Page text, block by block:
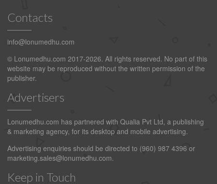
Contacts
info@lonumedhu.com
© Lonumedhu.com 2017-2026. All rights reserved. No part of this
website may be reproduced without the written permission of the
publisher.
Advertisers
Lonumedhu.com has partnered with Qualia Pvt Ltd, a publishing
& marketing agency, for its desktop and mobile advertising.
Advertising enquiries should be directed to (960) 987 4396 or
marketing.sales@lonumedhu.com.
Keep in Touch